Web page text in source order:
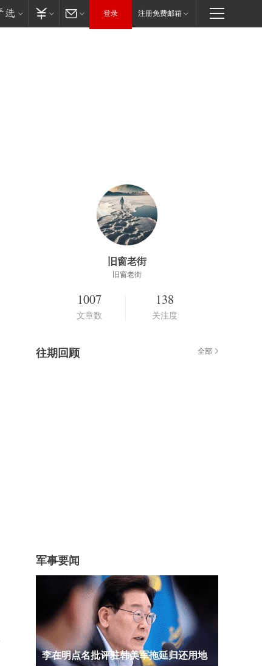
登录 注册免费邮箱
旧窗老街
旧窗老街
1007
文章数
138
关注度
往期回顾 全部
军事要闻
李在明点名批评驻韩美军拖延归还用地